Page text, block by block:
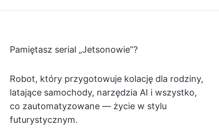
Pamiętasz serial „Jetsonowie”?
Robot, który przygotowuje kolację dla rodziny,
latające samochody, narzędzia AI i wszystko,
co zautomatyzowane — życie w stylu
futurystycznym.